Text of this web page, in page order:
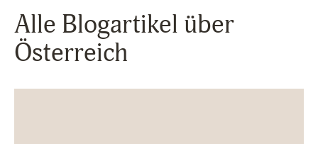
Alle Blogartikel über
Österreich